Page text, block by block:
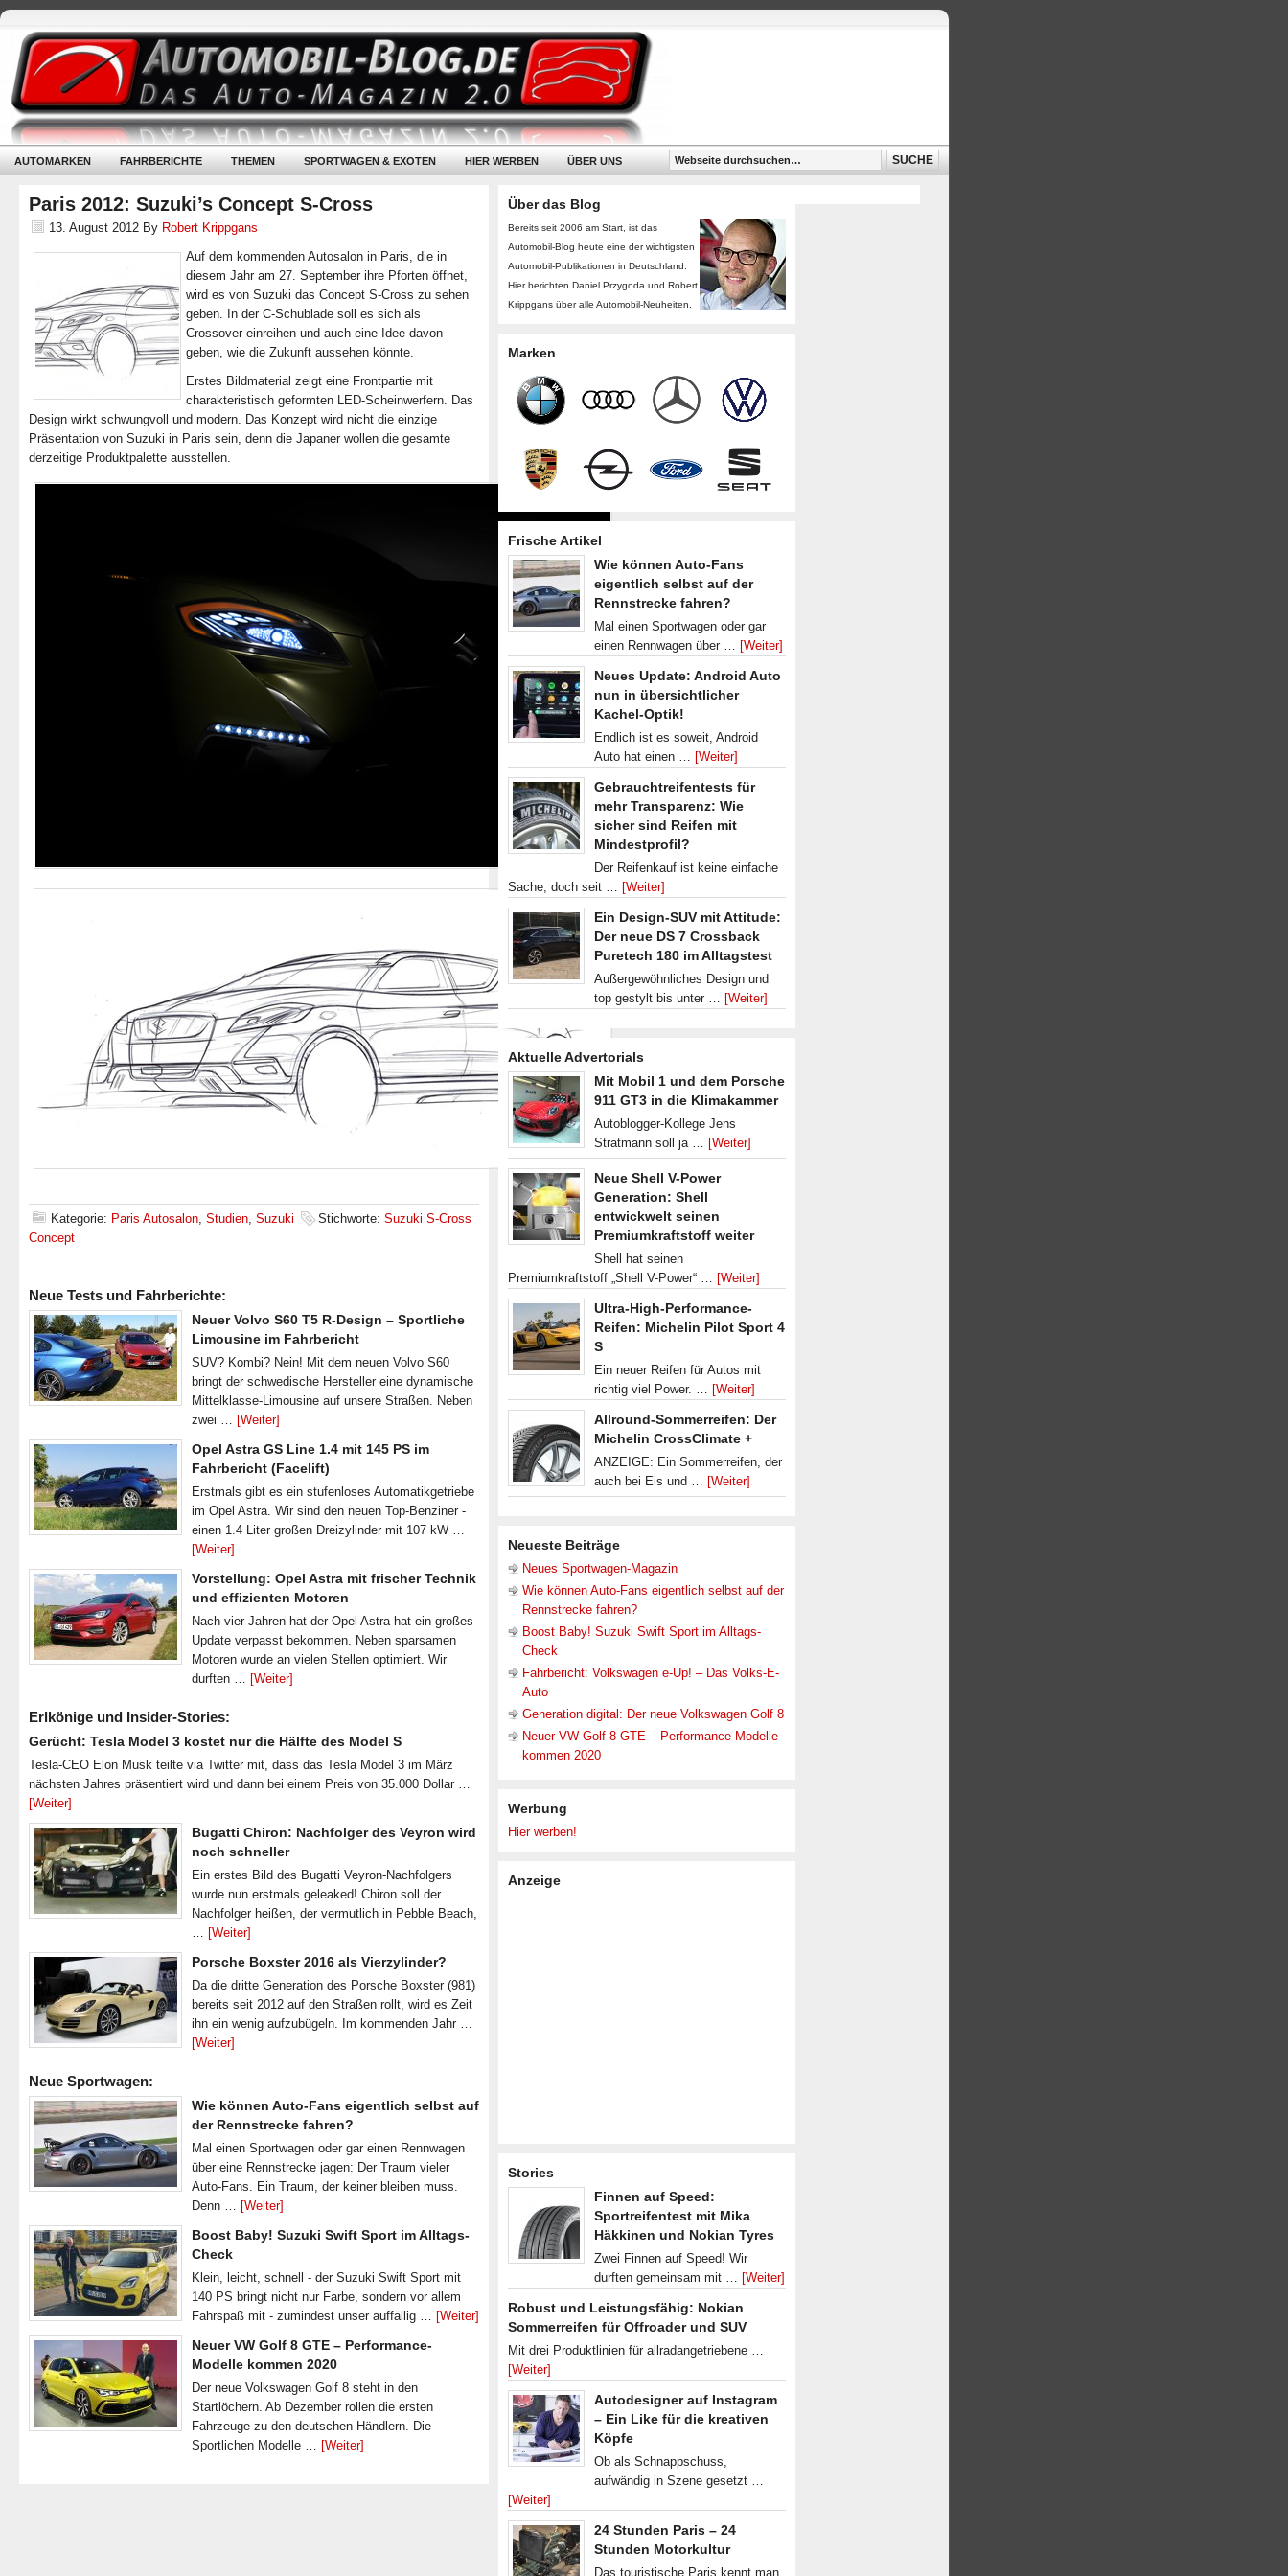
AUTOMARKEN FAHRBERICHTE THEMEN SPORTWAGEN & EXOTEN HIER WERBEN ÜBER UNS
Paris 2012: Suzuki’s Concept S-Cross
13. August 2012 By Robert Krippgans
Auf dem kommenden Autosalon in Paris, die in
diesem Jahr am 27. September ihre Pforten öffnet,
wird es von Suzuki das Concept S-Cross zu sehen
geben. In der C-Schublade soll es sich als
Crossover einreihen und auch eine Idee davon
geben, wie die Zukunft aussehen könnte.
Erstes Bildmaterial zeigt eine Frontpartie mit
charakteristisch geformten LED-Scheinwerfern. Das
Design wirkt schwungvoll und modern. Das Konzept wird nicht die einzige
Präsentation von Suzuki in Paris sein, denn die Japaner wollen die gesamte
derzeitige Produktpalette ausstellen.
Kategorie: Paris Autosalon, Studien, Suzuki Stichworte: Suzuki S-Cross
Concept
Neue Tests und Fahrberichte:
Neuer Volvo S60 T5 R-Design – Sportliche
Limousine im Fahrbericht
SUV? Kombi? Nein! Mit dem neuen Volvo S60
bringt der schwedische Hersteller eine dynamische
Mittelklasse-Limousine auf unsere Straßen. Neben
zwei … [Weiter]
Opel Astra GS Line 1.4 mit 145 PS im
Fahrbericht (Facelift)
Erstmals gibt es ein stufenloses Automatikgetriebe
im Opel Astra. Wir sind den neuen Top-Benziner -
einen 1.4 Liter großen Dreizylinder mit 107 kW …
[Weiter]
Vorstellung: Opel Astra mit frischer Technik
und effizienten Motoren
Nach vier Jahren hat der Opel Astra hat ein großes
Update verpasst bekommen. Neben sparsamen
Motoren wurde an vielen Stellen optimiert. Wir
durften … [Weiter]
Erlkönige und Insider-Stories:
Gerücht: Tesla Model 3 kostet nur die Hälfte des Model S
Tesla-CEO Elon Musk teilte via Twitter mit, dass das Tesla Model 3 im März
nächsten Jahres präsentiert wird und dann bei einem Preis von 35.000 Dollar …
[Weiter]
Bugatti Chiron: Nachfolger des Veyron wird
noch schneller
Ein erstes Bild des Bugatti Veyron-Nachfolgers
wurde nun erstmals geleaked! Chiron soll der
Nachfolger heißen, der vermutlich in Pebble Beach,
… [Weiter]
Porsche Boxster 2016 als Vierzylinder?
Da die dritte Generation des Porsche Boxster (981)
bereits seit 2012 auf den Straßen rollt, wird es Zeit
ihn ein wenig aufzubügeln. Im kommenden Jahr …
[Weiter]
Neue Sportwagen:
Wie können Auto-Fans eigentlich selbst auf
der Rennstrecke fahren?
Mal einen Sportwagen oder gar einen Rennwagen
über eine Rennstrecke jagen: Der Traum vieler
Auto-Fans. Ein Traum, der keiner bleiben muss.
Denn … [Weiter]
Boost Baby! Suzuki Swift Sport im Alltags-
Check
Klein, leicht, schnell - der Suzuki Swift Sport mit
140 PS bringt nicht nur Farbe, sondern vor allem
Fahrspaß mit - zumindest unser auffällig … [Weiter]
Neuer VW Golf 8 GTE – Performance-
Modelle kommen 2020
Der neue Volkswagen Golf 8 steht in den
Startlöchern. Ab Dezember rollen die ersten
Fahrzeuge zu den deutschen Händlern. Die
Sportlichen Modelle … [Weiter]
Über das Blog
Bereits seit 2006 am Start, ist das
Automobil-Blog heute eine der wichtigsten
Automobil-Publikationen in Deutschland.
Hier berichten Daniel Przygoda und Robert
Krippgans über alle Automobil-Neuheiten.
Marken
Frische Artikel
Wie können Auto-Fans
eigentlich selbst auf der
Rennstrecke fahren?
Mal einen Sportwagen oder gar
einen Rennwagen über … [Weiter]
Neues Update: Android Auto
nun in übersichtlicher
Kachel-Optik!
Endlich ist es soweit, Android
Auto hat einen … [Weiter]
Gebrauchtreifentests für
mehr Transparenz: Wie
sicher sind Reifen mit
Mindestprofil?
Der Reifenkauf ist keine einfache
Sache, doch seit … [Weiter]
Ein Design-SUV mit Attitude:
Der neue DS 7 Crossback
Puretech 180 im Alltagstest
Außergewöhnliches Design und
top gestylt bis unter … [Weiter]
Aktuelle Advertorials
Mit Mobil 1 und dem Porsche
911 GT3 in die Klimakammer
Autoblogger-Kollege Jens
Stratmann soll ja … [Weiter]
Neue Shell V-Power
Generation: Shell
entwickwelt seinen
Premiumkraftstoff weiter
Shell hat seinen
Premiumkraftstoff „Shell V-Power“ … [Weiter]
Ultra-High-Performance-
Reifen: Michelin Pilot Sport 4
S
Ein neuer Reifen für Autos mit
richtig viel Power. … [Weiter]
Allround-Sommerreifen: Der
Michelin CrossClimate +
ANZEIGE: Ein Sommerreifen, der
auch bei Eis und … [Weiter]
Neueste Beiträge
Neues Sportwagen-Magazin
Wie können Auto-Fans eigentlich selbst auf der
Rennstrecke fahren?
Boost Baby! Suzuki Swift Sport im Alltags-
Check
Fahrbericht: Volkswagen e-Up! – Das Volks-E-
Auto
Generation digital: Der neue Volkswagen Golf 8
Neuer VW Golf 8 GTE – Performance-Modelle
kommen 2020
Werbung
Hier werben!
Anzeige
Stories
Finnen auf Speed:
Sportreifentest mit Mika
Häkkinen und Nokian Tyres
Zwei Finnen auf Speed! Wir
durften gemeinsam mit … [Weiter]
Robust und Leistungsfähig: Nokian
Sommerreifen für Offroader und SUV
Mit drei Produktlinien für allradangetriebene …
[Weiter]
Autodesigner auf Instagram
– Ein Like für die kreativen
Köpfe
Ob als Schnappschuss,
aufwändig in Szene gesetzt …
[Weiter]
24 Stunden Paris – 24
Stunden Motorkultur
Das touristische Paris kennt man